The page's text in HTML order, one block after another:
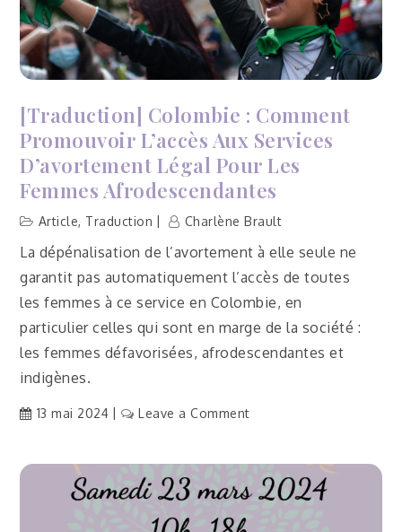
cycle
–
Carmaux
(Tarn,
[Traduction] Colombie : Comment
Promouvoir L’accès Aux Services
D’avortement Légal Pour Les
Femmes Afrodescendantes
Article, Traduction Charlène Brault
La dépénalisation de l’avortement à elle seule ne
garantit pas automatiquement l’accès de toutes
les femmes à ce service en Colombie, en
particulier celles qui sont en marge de la société :
les femmes défavorisées, afrodescendantes et
indigènes.
13 mai 2024 Leave a Commenton
comment